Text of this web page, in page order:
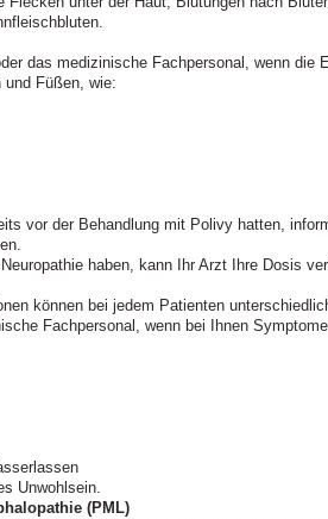
das medizinische Fachpersonal, wenn die
und Füßen, wie:
vor der Behandlung mit Polivy hatten,
haben, kann Ihr Arzt Ihre Dosis
können bei jedem Patienten
Fachpersonal, wenn bei Ihnen
Unwohlsein.
(PML)